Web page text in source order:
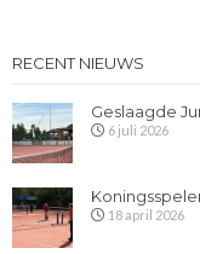
RECENT NIEUWS
Geslaagde
6 juli 2026
18 april 2026